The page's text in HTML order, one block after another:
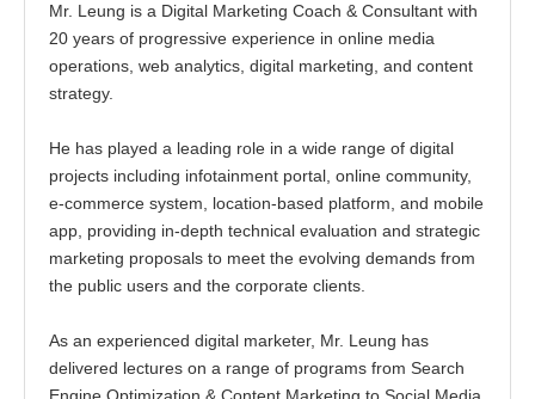
Mr. Leung is a Digital Marketing Coach & Consultant with
20 years of progressive experience in online media
operations, web analytics, digital marketing, and content
strategy.
He has played a leading role in a wide range of digital
projects including infotainment portal, online community,
e-commerce system, location-based platform, and mobile
app, providing in-depth technical evaluation and strategic
marketing proposals to meet the evolving demands from
the public users and the corporate clients.
As an experienced digital marketer, Mr. Leung has
delivered lectures on a range of programs from Search